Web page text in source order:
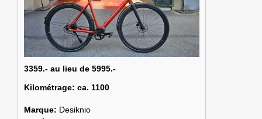
3359.- au lieu de 5995.-
Kilométrage: ca. 1100
Marque: Desiknio